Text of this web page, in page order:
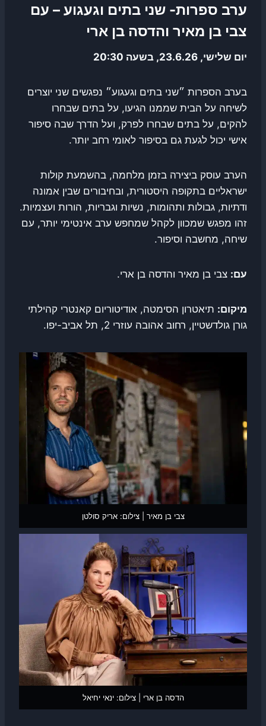
ערב ספרות- שני בתים וגעגוע – עם
צבי בן מאיר והדסה בן ארי
יום שלישי, 23.6.26, בשעה 20:30
בערב הספרות ״שני בתים וגעגוע״ נפגשים שני יוצרים
לשיחה על הבית שממנו הגיעו, על בתים שבחרו
להקים, על בתים שבחרו לפרק, ועל הדרך שבה סיפור
אישי יכול לגעת גם בסיפור לאומי רחב יותר.
הערב עוסק ביצירה בזמן מלחמה, בהשמעת קולות
ישראליים בתקופה היסטורית, ובחיבורים שבין אמונה
ודתיות, גבולות ותהומות, נשיות וגבריות, הורות ועצמיות.
זהו מפגש שמכוון לקהל שמחפש ערב אינטימי יותר, עם
שיחה, מחשבה וסיפור.
עם: צבי בן מאיר והדסה בן ארי.
מיקום: תיאטרון הסימטה, אודיטוריום קאנטרי קהילתי
גורן גולדשטיין, רחוב אהובה עוזרי 2, תל אביב-יפו.
צבי בן מאיר | צילום: אריק סולטן
הדסה בן ארי | צילום: ינאי יחיאל